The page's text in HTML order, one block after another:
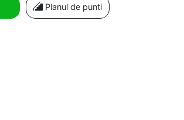
Planul de punti